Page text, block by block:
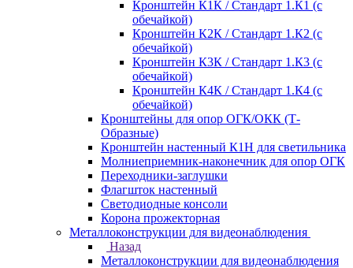
Кронштейн К1К / Стандарт 1.К1 (с
обечайкой)
Кронштейн К2К / Стандарт 1.К2 (с
обечайкой)
Кронштейн К3К / Стандарт 1.К3 (с
обечайкой)
Кронштейн К4К / Стандарт 1.К4 (с
обечайкой)
Кронштейны для опор ОГК/ОКК (Т-
Образные)
Кронштейн настенный К1Н для светильника
Молниеприемник-наконечник для опор ОГК
Переходники-заглушки
Флагшток настенный
Светодиодные консоли
Корона прожекторная
Металлоконструкции для видеонаблюдения
Назад
Металлоконструкции для видеонаблюдения